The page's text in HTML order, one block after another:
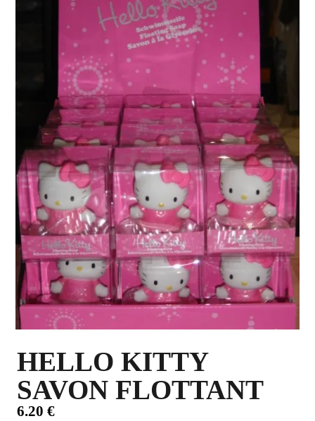
ANDRE FRANQUIN OBJETS ET VETEMENTS
BECASSINE OU BETTY BOOP OBJETS ET VETEMENTS
TEX AVERY OBJETS ET VETEMENTS
WARNER OBJETS ET VETEMENTS▼
PLUS D'OBJETS ET VETEMENTS BD
IDEES CADEAUX ET PLUS ▼
BYZANCE ▼
HELLO KITTY
SAVON FLOTTANT
6.20 €